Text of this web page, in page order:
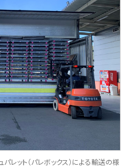
ト（パレボックス）による輸送の様